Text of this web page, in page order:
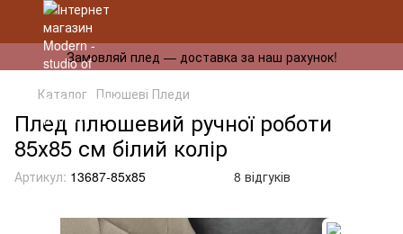
Замовляй плед — доставка за наш рахунок!
Каталог Плюшеві Пледи
Плед плюшевий ручної роботи
85х85 см білий колір
Артикул: 13687-85х85 8 відгуків